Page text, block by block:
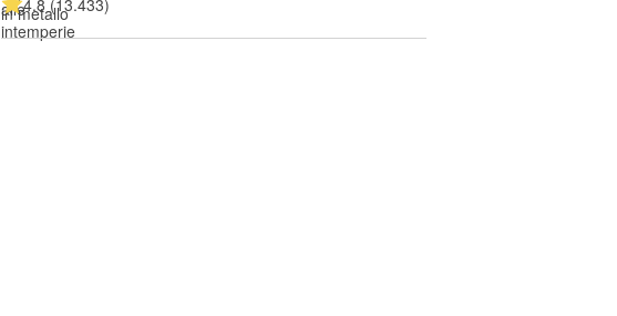
4.8 (13.433)